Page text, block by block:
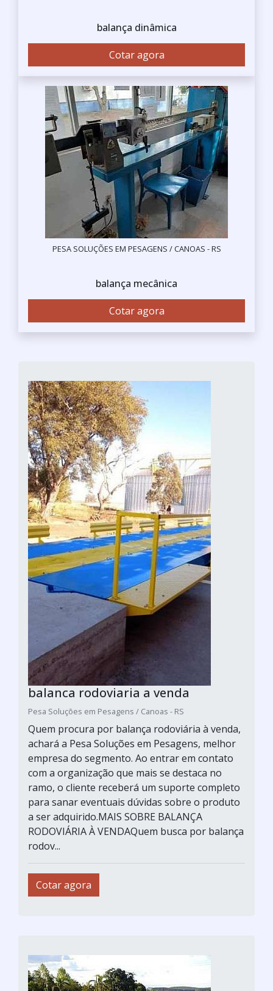
balança dinâmica
Cotar agora
PESA SOLUÇÕES EM PESAGENS / CANOAS - RS
balança mecânica
Cotar agora
balanca rodoviaria a venda
Pesa Soluções em Pesagens / Canoas - RS
Quem procura por balança rodoviária à venda,
achará a Pesa Soluções em Pesagens, melhor
empresa do segmento. Ao entrar em contato
com a organização que mais se destaca no
ramo, o cliente receberá um suporte completo
para sanar eventuais dúvidas sobre o produto
a ser adquirido.MAIS SOBRE BALANÇA
RODOVIÁRIA À VENDAQuem busca por balança
rodov...
Cotar agora